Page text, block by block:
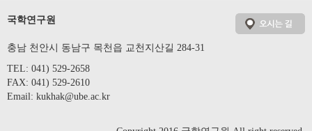
국학연구원
충남 천안시 동남구 목천읍 교천지산길 284-31
TEL: 041) 529-2658
FAX: 041) 529-2610
Email: kukhak@ube.ac.kr